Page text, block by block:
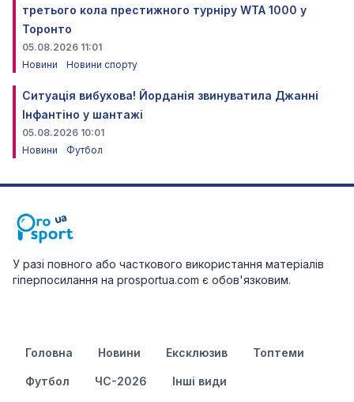
третього кола престижного турніру WTA 1000 у
Торонто
05.08.2026 11:01
Новини
Новини спорту
Ситуація вибухова! Йорданія звинуватила Джанні
Інфантіно у шантажі
05.08.2026 10:01
Новини
Футбол
У разі повного або часткового використання матеріалів
гіперпосилання на prosportua.com є обов'язковим.
Головна Новини Ексклюзив Топтеми
Футбол ЧС-2026 Інші види